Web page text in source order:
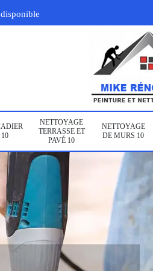
10
NETTOYAGE
TERRASSE ET
PAVÉ 10
NETTOYAGE
DE MURS 10